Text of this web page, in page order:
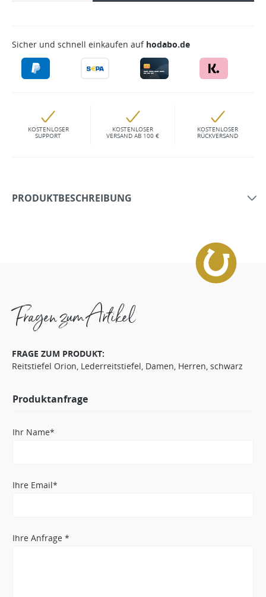
Sicher und schnell einkaufen auf hodabo.de
KOSTENLOSER
SUPPORT
KOSTENLOSER
VERSAND AB 100 €
KOSTENLOSER
RÜCKVERSAND
PRODUKTBESCHREIBUNG
Fragen zum Artikel
FRAGE ZUM PRODUKT:
Reitstiefel Orion, Lederreitstiefel, Damen, Herren, schwarz
Produktanfrage
Ihr Name*
Ihre Email*
Ihre Anfrage *